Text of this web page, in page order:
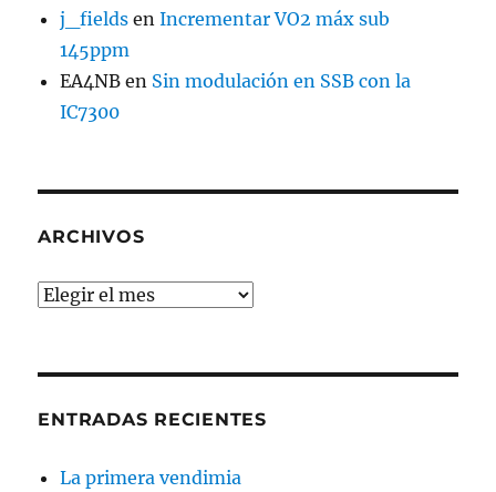
j_fields enIncrementar VO2 máx sub
145ppm
EA4NB en Sin modulación en SSB con la
IC7300
ARCHIVOS
Archivos
ENTRADAS RECIENTES
La primera vendimia